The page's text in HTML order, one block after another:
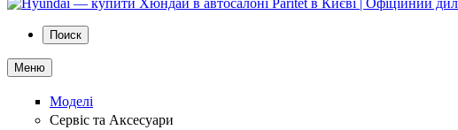
Поиск
Меню
Моделі
Сервіс та Аксесуари